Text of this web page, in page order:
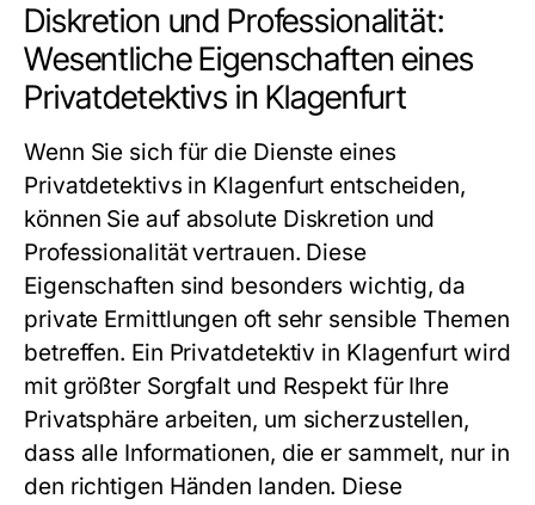
Diskretion und Professionalität:
Wesentliche Eigenschaften eines
Privatdetektivs in Klagenfurt
Wenn Sie sich für die Dienste eines
Privatdetektivs in Klagenfurt entscheiden,
können Sie auf absolute Diskretion und
Professionalität vertrauen. Diese
Eigenschaften sind besonders wichtig, da
private Ermittlungen oft sehr sensible Themen
betreffen. Ein Privatdetektiv in Klagenfurt wird
mit größter Sorgfalt und Respekt für Ihre
Privatsphäre arbeiten, um sicherzustellen,
dass alle Informationen, die er sammelt, nur in
den richtigen Händen landen. Diese